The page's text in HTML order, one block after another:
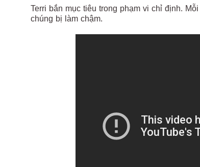
Terri bắn mục tiêu trong phạm vi chỉ định.
chúng bị làm chậm.